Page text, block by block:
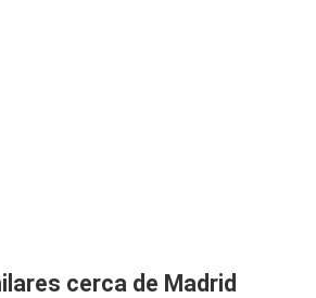
cerca de Madrid